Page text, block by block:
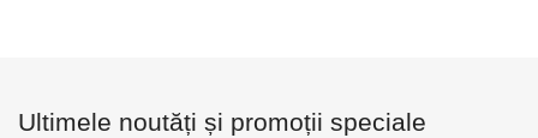
Ultimele noutăți și promoții speciale